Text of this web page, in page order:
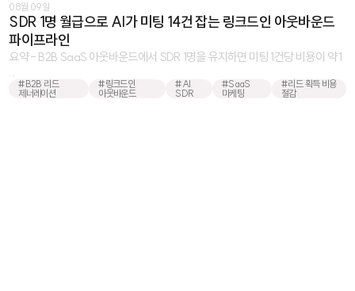
08월 09일
SDR 1명 월급으로 AI가 미팅 14건 잡는 링크드인 아웃바운드
파이프라인
요약 - B2B SaaS 아웃바운드에서 SDR 1명을 유지하면 미팅 1건당 비용이 약 1
...
#B2B 리드
제너레이션
#링크드인
아웃바운드
#AI
SDR
#SaaS
마케팅
#리드 획득 비용
절감